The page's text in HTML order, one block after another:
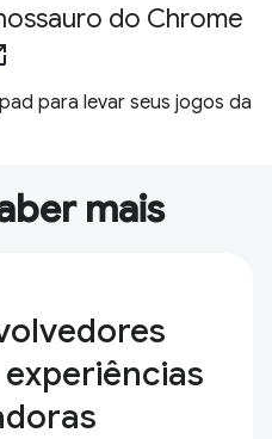
do Chrome
para levar seus jogos da
mais